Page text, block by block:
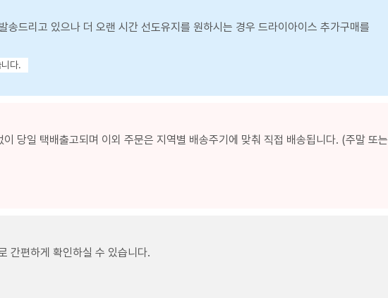
드리고 있으나 더 오랜 시간 선도유지를 원하시는 경우 드라이아이스 추가구매를
다.
당일 택배출고되며 이외 주문은 지역별 배송주기에 맞춰 직접 배송됩니다. (주말 또는
간편하게 확인하실 수 있습니다.